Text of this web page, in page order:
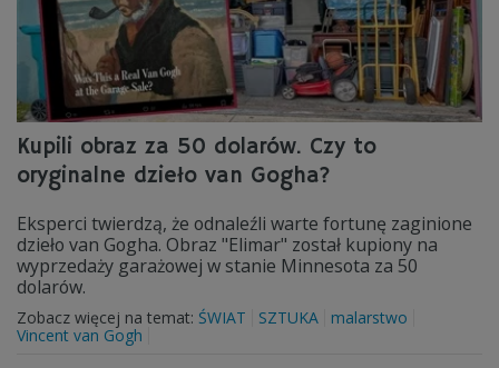
Kupili obraz za 50 dolarów. Czy to
oryginalne dzieło van Gogha?
Eksperci twierdzą, że odnaleźli warte fortunę zaginione
dzieło van Gogha. Obraz "Elimar" został kupiony na
wyprzedaży garażowej w stanie Minnesota za 50
dolarów.
Zobacz więcej na temat: ŚWIAT SZTUKA
malarstwo
Vincent van Gogh